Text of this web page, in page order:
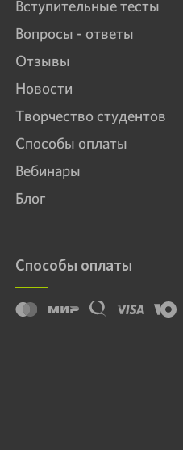
Вступительные тесты
Вопросы - ответы
Отзывы
Новости
Творчество студентов
Способы оплаты
Вебинары
Блог
Способы оплаты